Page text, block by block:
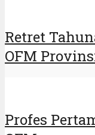
Retret
OFM
Profes